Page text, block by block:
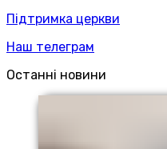
Підтримка церкви
Наш телеграм
Останні новини